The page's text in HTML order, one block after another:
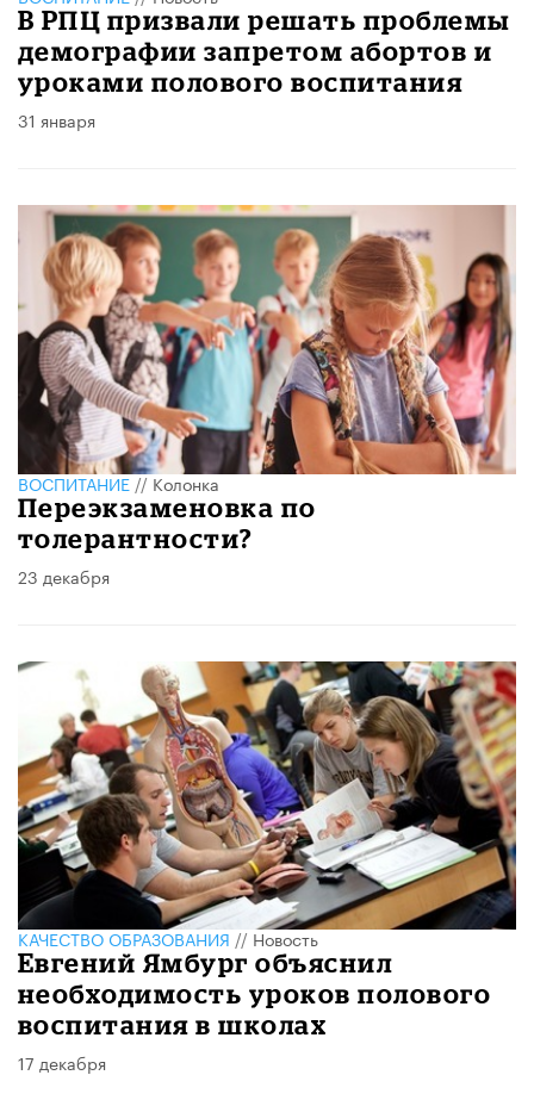
В РПЦ призвали решать проблемы
демографии запретом абортов и
уроками полового воспитания
31 января
ВОСПИТАНИЕ//Колонка
Переэкзаменовка по
толерантности?
23 декабря
КАЧЕСТВО ОБРАЗОВАНИЯ// Новость
Евгений Ямбург объяснил
необходимость уроков полового
воспитания в школах
17 декабря